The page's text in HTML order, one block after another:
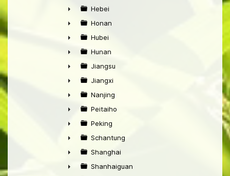
►
►
Hebei
►
Honan
►
Hubei
►
Hunan
►
Jiangsu
►
Jiangxi
►
Nanjing
►
Peitaiho
►
Peking
►
Schantung
►
Shanghai
Shanhaiguan